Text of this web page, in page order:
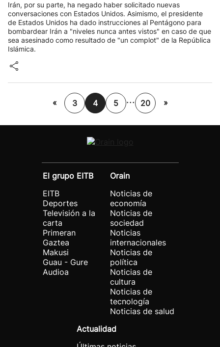
Irán, por su parte, ha negado haber solicitado nuevas
conversaciones con Estados Unidos. Asimismo, el presidente
de Estados Unidos ha dado instrucciones al Pentágono para
bombardear Irán a "niveles nunca antes vistos" en caso de que
sea asesinado como resultado de "un complot" de la República
Islámica.
« 3 4 5 ... 20 »
El grupo EITB
EITB
Deportes
Televisión a la
carta
Primeran
Gaztea
Makusi
Guau - Gure
Audioa
Orain
Noticias de
economía
Noticias de
sociedad
Noticias
internacionales
Noticias de
política
Noticias de
cultura
Noticias de
tecnología
Noticias de salud
Actualidad